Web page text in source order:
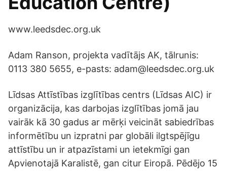
www.leedsdec.org.uk
Adam Ranson, projekta vadītājs AK, tālrunis:
0113 380 5655, e-pasts: adam@leedsdec.org.uk
Līdsas Attīstības izglītības centrs (Līdsas AIC) ir
organizācija, kas darbojas izglītības jomā jau
vairāk kā 30 gadus ar mērķi veicināt sabiedrības
informētību un izpratni par globāli ilgtspējīgu
attīstību un ir atpazīstami un ietekmīgi gan
Apvienotajā Karalistē, gan citur Eiropā. Pēdējo 15